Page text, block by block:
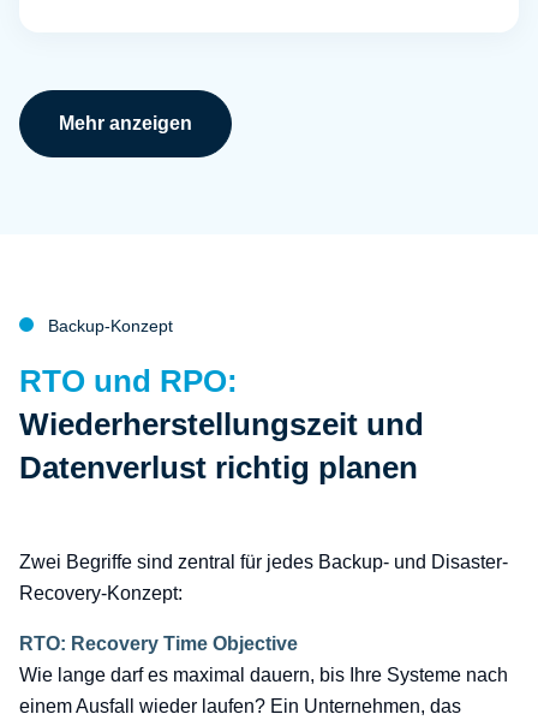
Mehr anzeigen
Backup-Konzept
:
RTO und RPO:
Wiederherstellungszeit und
Datenverlust richtig planen
Zwei Begriffe sind zentral für jedes Backup- und Disaster-
Recovery-Konzept:
RTO: Recovery Time Objective
Wie lange darf es maximal dauern, bis Ihre Systeme nach
einem Ausfall wieder laufen? Ein Unternehmen, das